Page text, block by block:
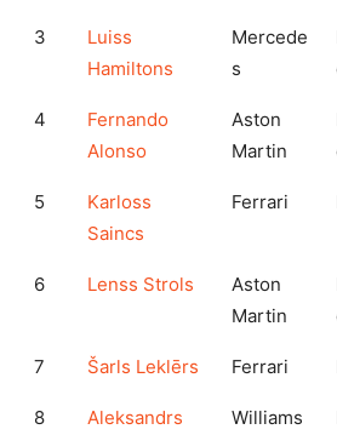
3
Luiss
Hamiltons
Mercede
s
4
Fernando
Alonso
Aston
Martin
5
Karloss
Saincs
Ferrari
6 Lenss Strols
Aston
Martin
7 Šarls Leklērs Ferrari
8
Aleksandrs
Williams